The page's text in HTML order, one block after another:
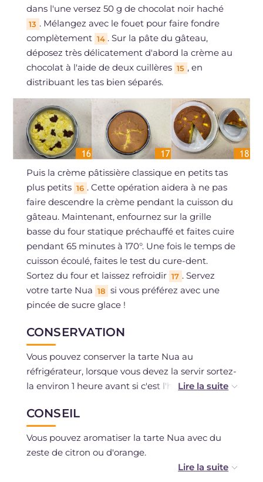
dans l'une versez 50 g de chocolat noir haché
13 . Mélangez avec le fouet pour faire fondre
complètement 14 . Sur la pâte du gâteau,
déposez très délicatement d'abord la crème au
chocolat à l'aide de deux cuillères 15 , en
distribuant les tas bien séparés.
Puis la crème pâtissière classique en petits tas
plus petits 16 . Cette opération aidera à ne pas
faire descendre la crème pendant la cuisson du
gâteau. Maintenant, enfournez sur la grille
basse du four statique préchauffé et faites cuire
pendant 65 minutes à 170°. Une fois le temps de
cuisson écoulé, faites le test du cure-dent.
Sortez du four et laissez refroidir 17 . Servez
votre tarte Nua 18 si vous préférez avec une
pincée de sucre glace !
CONSERVATION
Vous pouvez conserver la tarte Nua au
réfrigérateur, lorsque vous devez la servir sortez-
la environ 1 heure avant si c'est l'hiver, une
La crème pâtissière et celle au chocolat peuvent
être préparées la veille et conservées au
réfrigérateur. Elles peuvent ensuite être
travaillées légèrement à la main pour les
CONSEIL
Vous pouvez aromatiser la tarte Nua avec du
zeste de citron ou d'orange.